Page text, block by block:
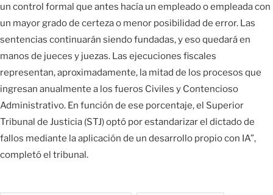
un control formal que antes hacía un empleado o empleada con
un mayor grado de certeza o menor posibilidad de error. Las
sentencias continuarán siendo fundadas, y eso quedará en
manos de jueces y juezas. Las ejecuciones fiscales
representan, aproximadamente, la mitad de los procesos que
ingresan anualmente a los fueros Civiles y Contencioso
Administrativo. En función de ese porcentaje, el Superior
Tribunal de Justicia (STJ) optó por estandarizar el dictado de
fallos mediante la aplicación de un desarrollo propio con IA”,
completó el tribunal.